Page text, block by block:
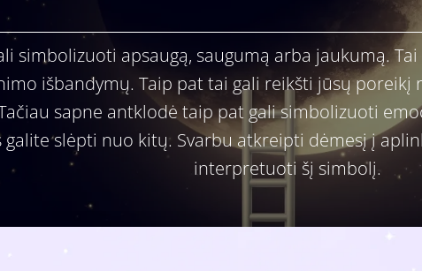
simbolizuoti apsaugą, saugumą arba jaukumą.
išbandymų. Taip pat tai gali reikšti jūsų
sapne antklodė taip pat gali simbolizuoti
galite slėpti nuo kitų. Svarbu atkreipti dėmesį į
interpretuoti šį simbolį.